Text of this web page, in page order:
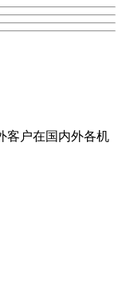
客户在国内外各机